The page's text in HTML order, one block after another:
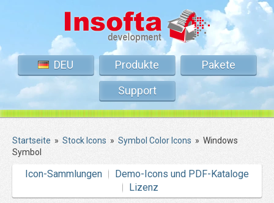
DEU Produkte
Pakete
Support
Startseite » Stock Icons » Symbol Color Icons » Windows
Symbol
Icon-Sammlungen
Demo-Icons und PDF-Kataloge
Lizenz